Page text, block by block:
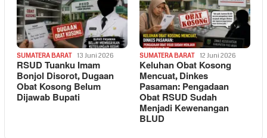
SUMATERA BARAT 13 Juni 2026
RSUD Tuanku Imam
Bonjol Disorot, Dugaan
Obat Kosong Belum
Dijawab Bupati
SUMATERA BARAT 12 Juni 2026
Keluhan Obat Kosong
Mencuat, Dinkes
Pasaman: Pengadaan
Obat RSUD Sudah
Menjadi Kewenangan
BLUD